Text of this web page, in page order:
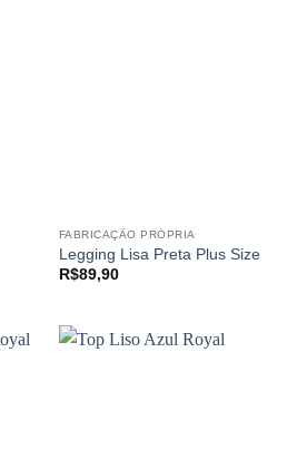
FABRICAÇÃO PRÓPRIA
Legging Lisa Preta Plus Size
R$89,90